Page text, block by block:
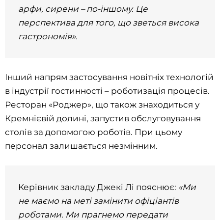
арфи, сирени – по-іншому. Це
перспектива для того, що зветься висока
гастрономія».
Інший напрям застосування новітніх технологій
в індустрії гостинності – роботизація процесів.
Ресторан «Роджер», що також знаходиться у
Кремнієвій долині, запустив обслуговування
столів за допомогою роботів. При цьому
персонал залишається незмінним.
Керівник закладу Джекі Лі пояснює: «Ми
не маємо на меті замінити офіціантів
роботами. Ми прагнемо передати